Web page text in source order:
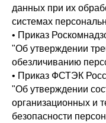
данных при их
системах
• Приказ
"Об утверждении
обезличиванию
• Приказ ФСТЭК
"Об утверждении
организационных и
безопасности